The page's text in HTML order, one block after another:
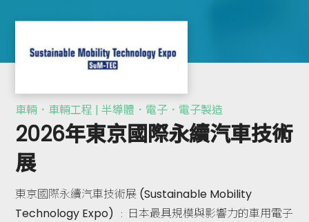
車輛．車輛工程 | 半導體．電子．電子製造
2026年東京國際永續汽車技術
展
東京國際永續汽車技術展 (Sustainable Mobility
Technology Expo) ﹕日本最具規模與影響力的車用電子